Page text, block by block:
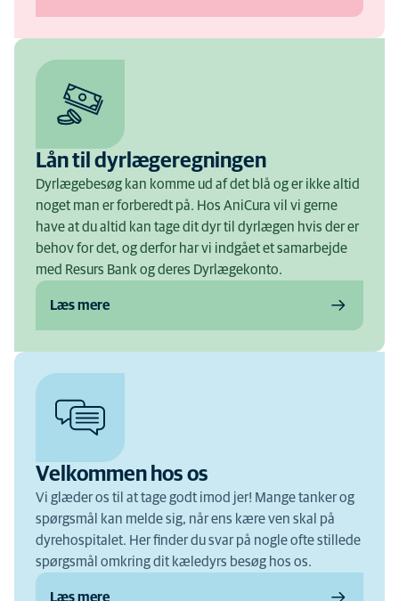
Lån til dyrlægeregningen
Dyrlægebesøg kan komme ud af det blå og er ikke altid
noget man er forberedt på. Hos AniCura vil vi gerne
have at du altid kan tage dit dyr til dyrlægen hvis der er
behov for det, og derfor har vi indgået et samarbejde
med Resurs Bank og deres Dyrlægekonto.
Læs mere
Velkommen hos os
Vi glæder os til at tage godt imod jer! Mange tanker og
spørgsmål kan melde sig, når ens kære ven skal på
dyrehospitalet. Her finder du svar på nogle ofte stillede
spørgsmål omkring dit kæledyrs besøg hos os.
Læs mere